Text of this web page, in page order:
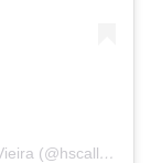
Uma publicação compartilhada por Helena Vieira (@hscallops)